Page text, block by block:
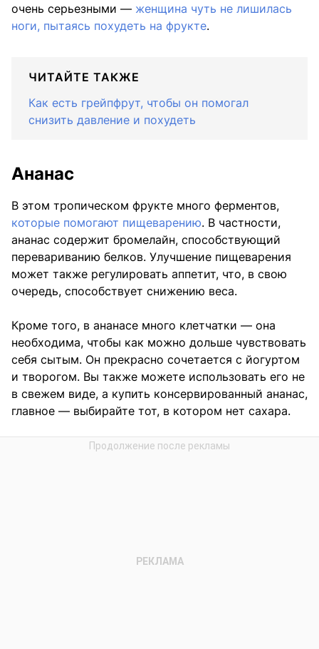
очень серьезными — женщина чуть не лишилась
ноги, пытаясь похудеть на фрукте.
ЧИТАЙТЕ ТАКЖЕ
Как есть грейпфрут, чтобы он помогал
снизить давление и похудеть
Ананас
В этом тропическом фрукте много ферментов,
которые помогают пищеварению. В частности,
ананас содержит бромелайн, способствующий
перевариванию белков. Улучшение пищеварения
может также регулировать аппетит, что, в свою
очередь, способствует снижению веса.
Кроме того, в ананасе много клетчатки — она
необходима, чтобы как можно дольше чувствовать
себя сытым. Он прекрасно сочетается с йогуртом
и творогом. Вы также можете использовать его не
в свежем виде, а купить консервированный ананас,
главное — выбирайте тот, в котором нет сахара.